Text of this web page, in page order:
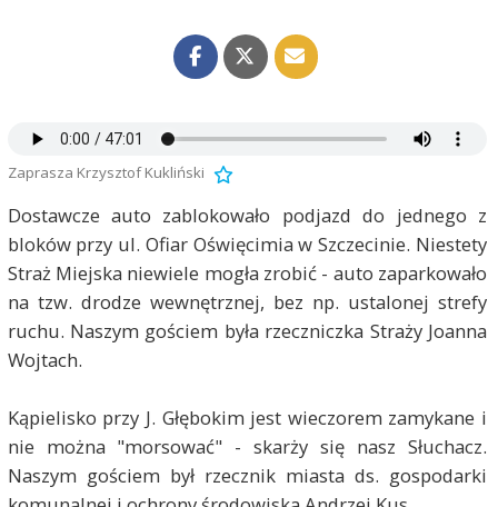
Zaprasza Krzysztof Kukliński
Dostawcze auto zablokowało podjazd do jednego z
bloków przy ul. Ofiar Oświęcimia w Szczecinie. Niestety
Straż Miejska niewiele mogła zrobić - auto zaparkowało
na tzw. drodze wewnętrznej, bez np. ustalonej strefy
ruchu. Naszym gościem była rzeczniczka Straży Joanna
Wojtach.
Kąpielisko przy J. Głębokim jest wieczorem zamykane i
nie można "morsować" - skarży się nasz Słuchacz.
Naszym gościem był rzecznik miasta ds. gospodarki